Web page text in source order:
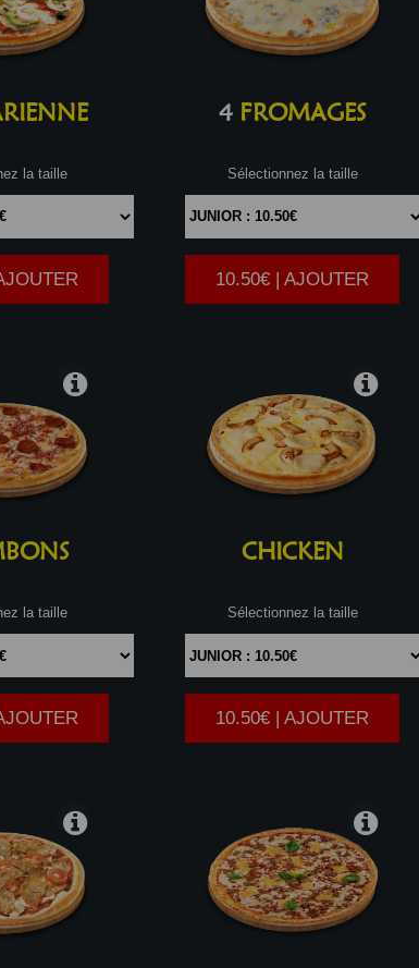
la taille
|
4 FROMAGES
Sélectionnez la taille
|
10.50€ | AJOUTER
la taille
|
CHICKEN
Sélectionnez la taille
|
10.50€ | AJOUTER